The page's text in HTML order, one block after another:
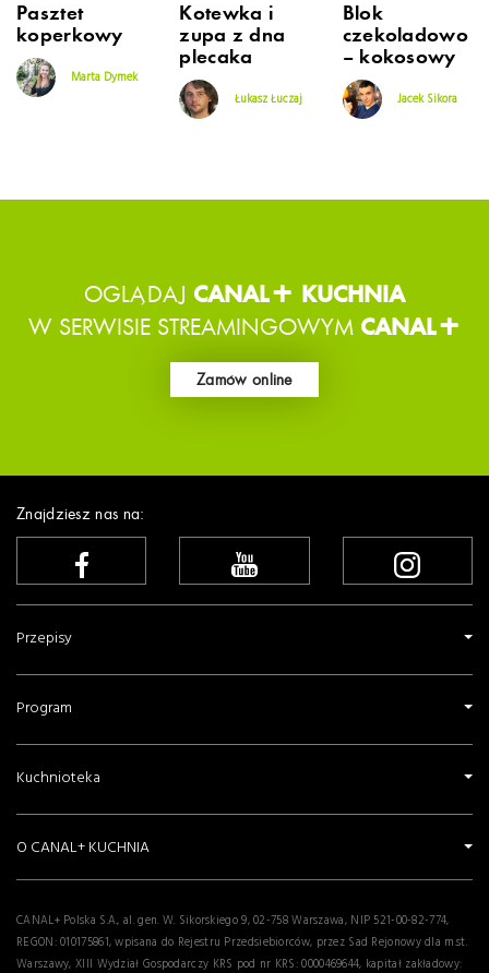
Pasztet
koperkowy
Marta Dymek
Kotewka i
zupa z dna
plecaka
Łukasz Łuczaj
Blok
czekoladowo
– kokosowy
Jacek Sikora
OGLĄDAJ CANAL+ KUCHNIA
W SERWISIE STREAMINGOWYM CANAL+
Zamów online
Znajdziesz nas na:
Przepisy
Program
Kuchnioteka
O CANAL+ KUCHNIA
CANAL+ Polska S.A., al. gen. W. Sikorskiego 9, 02-758 Warszawa, NIP 521-00-82-774,
REGON: 010175861, wpisana do Rejestru Przedsiebiorców, przez Sad Rejonowy dla m.st.
Warszawy, XIII Wydział Gospodarczy KRS pod nr KRS: 0000469644, kapitał zakładowy: